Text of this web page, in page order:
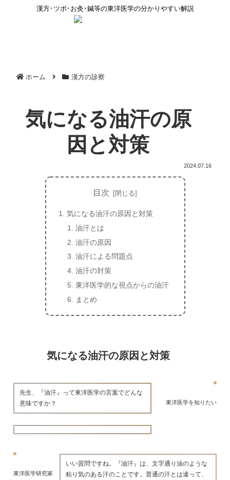
漢方･ツボ･お灸･鍼等の東洋医学の分かりやすい解説
ホーム 漢方の診察
気になる油汗の原
因と対策
2024.07.16
目次
気になる油汗の原因と対策
油汗とは
油汗の原因
油汗による問題点
油汗の対策
東洋医学的な視点からの油汗
まとめ
気になる油汗の原因と対策
東洋医学を知りたい
先生、『油汗』って東洋医学の言葉でどんな
意味ですか？
東洋医学研究家
いい質問ですね。『油汗』は、文字通り油のような
粘り気のある汗のことです。普通の汗とは違って、